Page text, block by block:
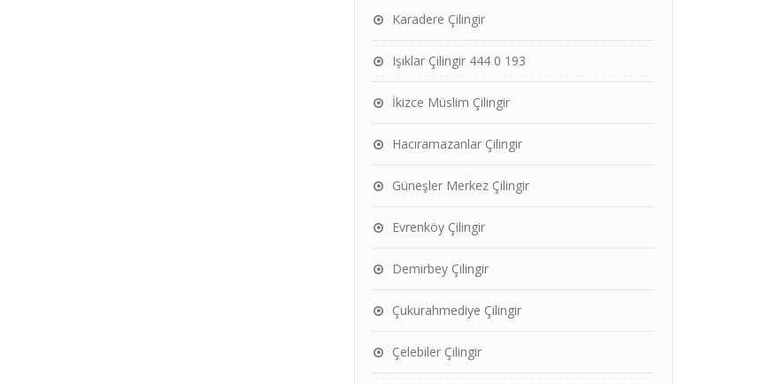
Karadere Çilingir
Işıklar Çilingir 444 0 193
İkizce Müslim Çilingir
Hacıramazanlar Çilingir
Güneşler Merkez Çilingir
Evrenköy Çilingir
Demirbey Çilingir
Çukurahmediye Çilingir
Çelebiler Çilingir